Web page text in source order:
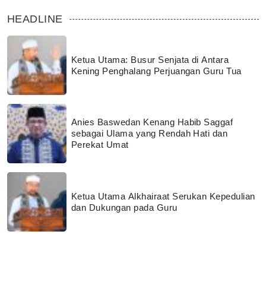
HEADLINE
Ketua Utama: Busur Senjata di Antara
Kening Penghalang Perjuangan Guru Tua
Anies Baswedan Kenang Habib Saggaf
sebagai Ulama yang Rendah Hati dan
Perekat Umat
Ketua Utama Alkhairaat Serukan Kepedulian
dan Dukungan pada Guru